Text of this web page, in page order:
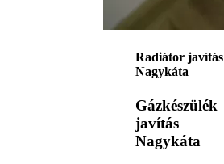
Radiátor javítás
Nagykáta
Gázkészülék
javítás
Nagykáta